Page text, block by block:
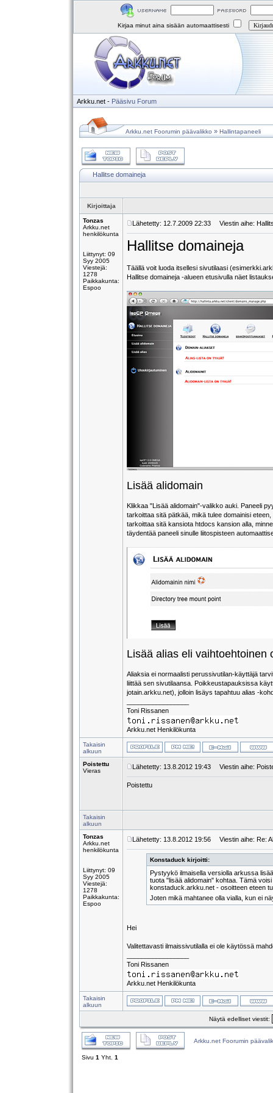
Kirjaa minut aina sisään automaattisesti
Arkku.net - Pääsivu Forum
Arkku.net Foorumin päävalikko » Hallintapaneeli
Hallitse domaineja
Kirjoittaja
Tonzas
Arkku.net
henkilökunta
Liittynyt: 09
Syy 2005
Viestejä:
1278
Paikkakunta:
Espoo
Lähetetty: 12.7.2009 22:33 Viestin aihe:
Hallitse domaineja
Täällä voit luoda itsellesi sivutilaasi
Hallitse domaineja -alueen etusivulla näet
Lisää alidomain
Klikkaa "Lisää alidomain"-valikko auki. Paneeli
tarkoittaa sitä pätkää, mikä tulee domainisi
tarkoittaa sitä kansiota htdocs kansion alla,
täydentää paneeli sinulle liitospisteen
Lisää alias eli vaihtoehtoinen
Aliaksia ei normaalisti perussivutilan-käyttäjä
liittää sen sivutilaansa. Poikkeustapauksissa
jotain.arkku.net), jolloin lisäys tapahtuu alias -
Toni Rissanen
Arkku.net Henkilökunta
Takaisin
alkuun
Poistettu
Vieras
Lähetetty: 13.8.2012 19:43 Viestin aihe:
Poistettu
Takaisin
alkuun
Tonzas
Arkku.net
henkilökunta
Liittynyt: 09
Syy 2005
Viestejä:
1278
Paikkakunta:
Espoo
Lähetetty: 13.8.2012 19:56 Viestin aihe: Re:
Konstaduck kirjoitti:
Pystyykö ilmaisella versiolla arkussa
tuota "lisää alidomain" kohtaa. Tämä
konstaduck.arkku.net - osoitteen eteen
Joten mikä mahtanee olla vialla, kun ei
Hei
Valitettavasti ilmaissivutilalla ei ole käytössä
Toni Rissanen
Arkku.net Henkilökunta
Takaisin
alkuun
Näytä edelliset viestit:
Arkku.net Foorumin
Sivu 1 Yht. 1